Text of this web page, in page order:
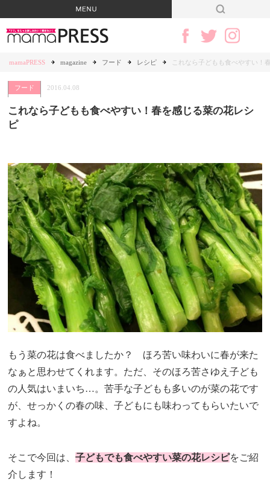
mamaPRESS magazine フード レシピ これなら子どもも食べやすい！
フード 2016.04.08
これなら子どもも食べやすい！春を感じる菜の花レシ
ピ
もう菜の花は食べましたか？ ほろ苦い味わいに春が来た
なぁと思わせてくれます。ただ、そのほろ苦さゆえ子ども
の人気はいまいち…。苦手な子どもも多いのが菜の花です
が、せっかくの春の味、子どもにも味わってもらいたいで
すよね。
そこで今回は、子どもでも食べやすい菜の花レシピをご紹
介します！